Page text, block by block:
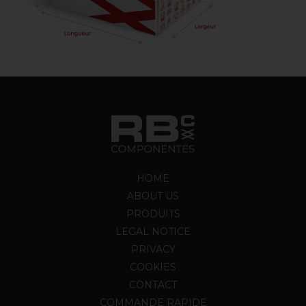
HOME
ABOUT US
PRODUITS
LEGAL NOTICE
PRIVACY
COOKIES
CONTACT
COMMANDE RAPIDE